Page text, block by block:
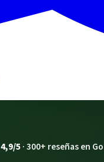
4,9/5·300+ reseñas en